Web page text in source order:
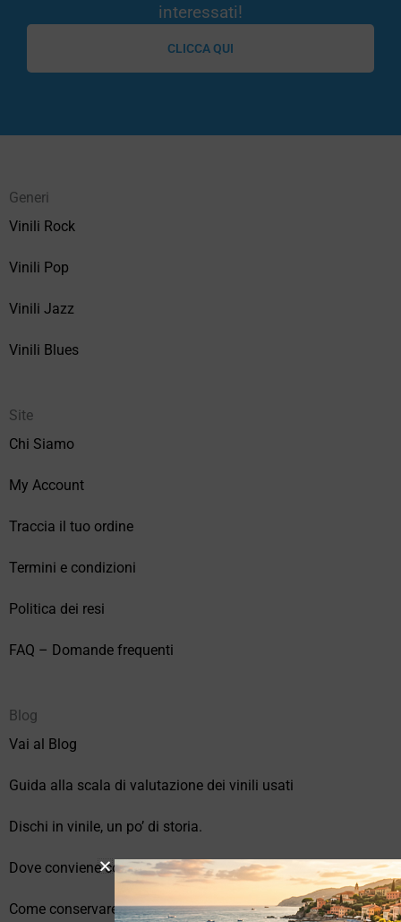
interessati!
CLICCA QUI
Generi
Vinili Rock
Vinili Pop
Vinili Jazz
Vinili Blues
Site
Chi Siamo
My Account
Traccia il tuo ordine
Termini e condizioni
Politica dei resi
FAQ – Domande frequenti
Blog
Vai al Blog
Guida alla scala di valutazione dei vinili usati
Dischi in vinile, un po’ di storia.
Dove conviene comprare vinili online?
Come conservare correttamente i vinili usati